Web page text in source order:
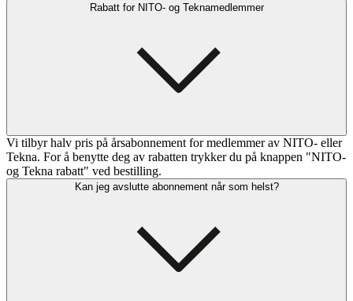
Rabatt for NITO- og Teknamedlemmer
Vi tilbyr halv pris på årsabonnement for medlemmer av NITO- eller
Tekna. For å benytte deg av rabatten trykker du på knappen "NITO-
og Tekna rabatt" ved bestilling.
Kan jeg avslutte abonnement når som helst?